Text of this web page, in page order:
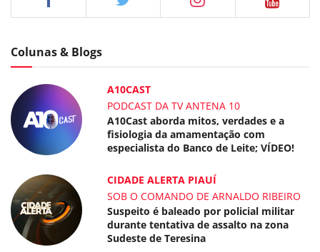
Colunas & Blogs
A10CAST
PODCAST DA TV ANTENA 10
A10Cast aborda mitos, verdades e a
fisiologia da amamentação com
especialista do Banco de Leite; VÍDEO!
CIDADE ALERTA PIAUÍ
SOB O COMANDO DE ARNALDO RIBEIRO
Suspeito é baleado por policial militar
durante tentativa de assalto na zona
Sudeste de Teresina